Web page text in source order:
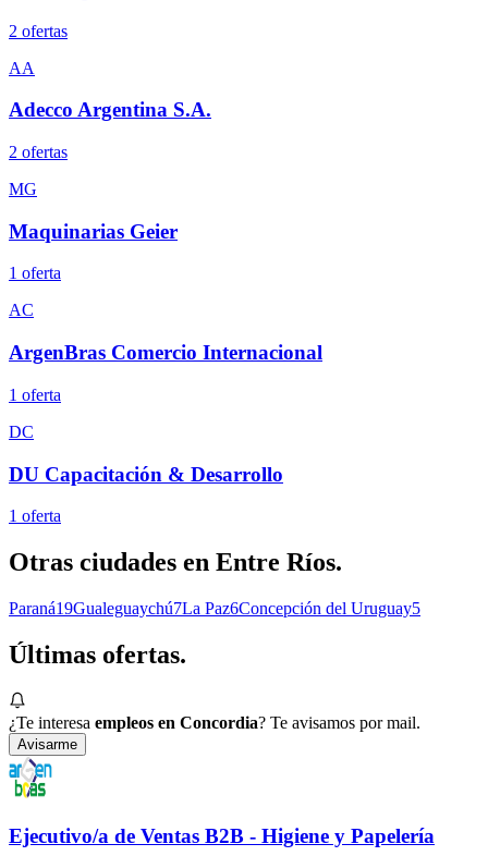
2 ofertas
AA
Adecco Argentina S.A.
2 ofertas
MG
Maquinarias Geier
1 oferta
AC
ArgenBras Comercio Internacional
1 oferta
DC
DU Capacitación & Desarrollo
1 oferta
Otras ciudades en Entre Ríos.
Paraná19Gualeguaychú7La Paz6Concepción del Uruguay5
Últimas ofertas.
¿Te interesa empleos en Concordia? Te avisamos por mail.
Avisarme
Ejecutivo/a de Ventas B2B - Higiene y Papelería